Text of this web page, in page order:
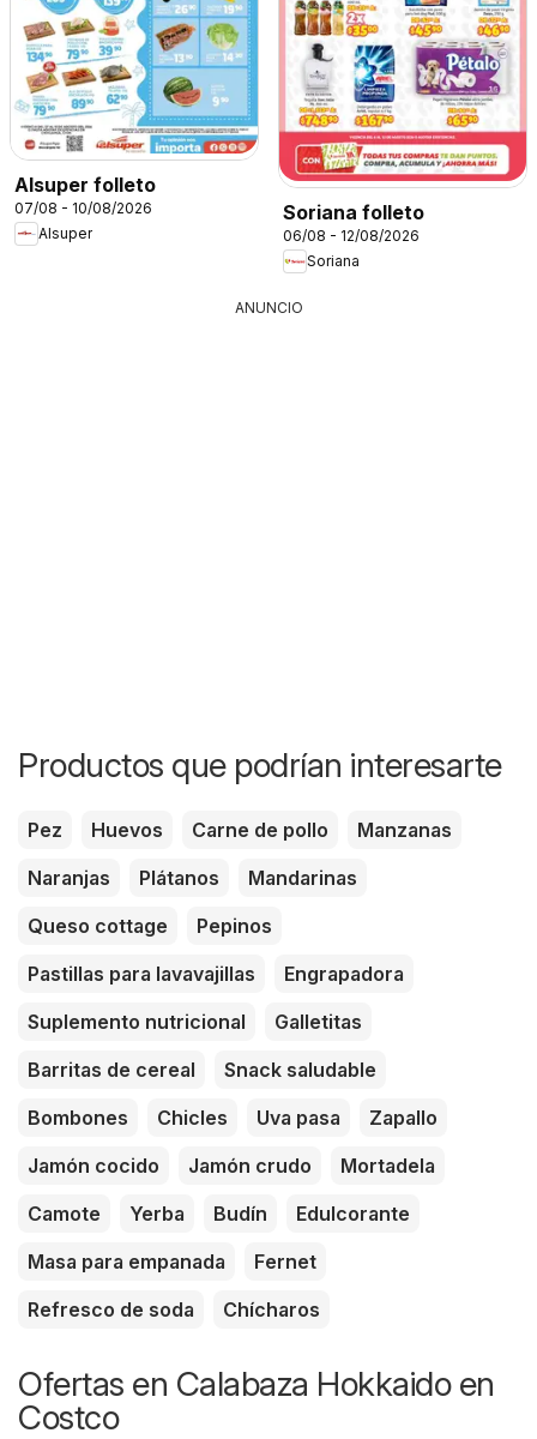
Alsuper folleto
07/08 - 10/08/2026
Alsuper
Soriana folleto
06/08 - 12/08/2026
Soriana
ANUNCIO
Productos que podrían interesarte
Pez Huevos Carne de pollo
Manzanas
Naranjas
Plátanos
Mandarinas
Queso cottage
Pepinos
Pastillas para lavavajillas
Engrapadora
Suplemento nutricional
Galletitas
Barritas de cereal
Snack saludable
Bombones
Chicles Uva pasa
Zapallo
Jamón cocido
Jamón crudo
Mortadela
Camote
Yerba Budín
Edulcorante
Masa para empanada
Fernet
Refresco de soda
Chícharos
Ofertas en Calabaza Hokkaido en
Costco